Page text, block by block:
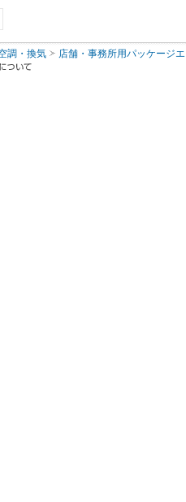
調・換気 店舗・事務所用パッケージ